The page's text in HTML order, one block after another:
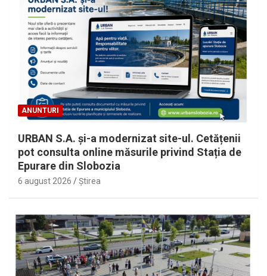
ANUNTURI
URBAN S.A. și-a modernizat site-ul. Cetățenii
pot consulta online măsurile privind Stația de
Epurare din Slobozia
6 august 2026 Ştirea